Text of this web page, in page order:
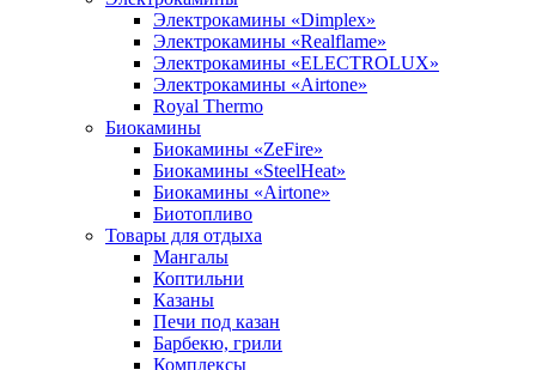
Электрокамины «Dimplex»
Электрокамины «Realflame»
Электрокамины «ELECTROLUX»
Электрокамины «Airtone»
Royal Thermo
Биокамины
Биокамины «ZeFire»
Биокамины «SteelHeat»
Биокамины «Airtone»
Биотопливо
Товары для отдыха
Мангалы
Коптильни
Казаны
Печи под казан
Барбекю, грили
Комплексы